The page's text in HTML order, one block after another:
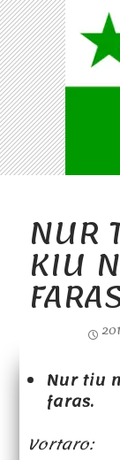
NUR
KIU
Nur tiu
faras.
Vortaro: